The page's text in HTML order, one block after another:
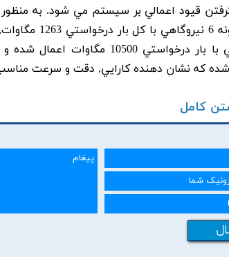
قيود اعمالي بر سيستم مي شود. به
نيروگاهي با بار درخواستي
که نشان دهنده کارايي, دقت و سرعت
کامل